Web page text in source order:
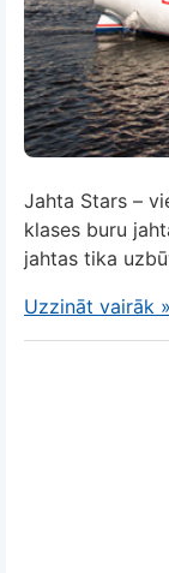
Jahta Stars –
klases buru
jahtas tika
Uzzināt vairāk »